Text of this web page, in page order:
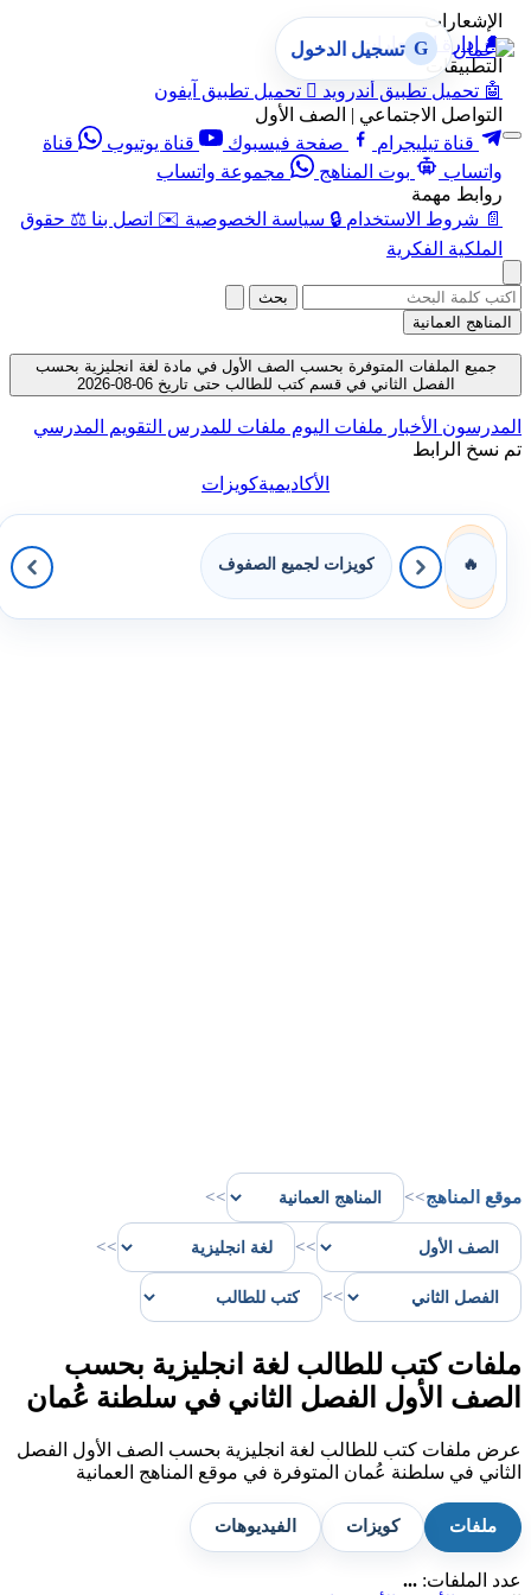
الإشعارات
🔔 إدارة الإشعارات
التطبيقات
🤖 تحميل تطبيق أندرويد  تحميل تطبيق آيفون
التواصل الاجتماعي | الصف الأول
قناة تيليجرام
صفحة فيسبوك قناة يوتيوب
قناة
واتساب
بوت المناهج
مجموعة واتساب
روابط مهمة
📄 شروط الاستخدام 🔒 سياسة الخصوصية ✉️ اتصل بنا ⚖️ حقوق
الملكية الفكرية
G تسجيل الدخول
بحث
المناهج العمانية
جميع الملفات المتوفرة بحسب الصف الأول في مادة لغة انجليزية بحسب
الفصل الثاني في قسم كتب للطالب حتى تاريخ 06-08-2026
المدرسون الأخبار ملفات اليوم ملفات للمدرس التقويم المدرسي
تم نسخ الرابط
الأكاديميةكويزات
🔥 كويزات لجميع الصفوف
موقع المناهج>>
>>
>>
>>
>>
ملفات كتب للطالب لغة انجليزية بحسب
الصف الأول الفصل الثاني في سلطنة عُمان
عرض ملفات كتب للطالب لغة انجليزية بحسب الصف الأول الفصل
الثاني في سلطنة عُمان المتوفرة في موقع المناهج العمانية
ملفات كويزات الفيديوهات
عدد الملفات: ...